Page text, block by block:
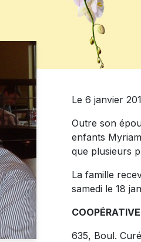
Le 6 janvier
Outre son
enfants
que plusieurs
La famille
samedi le 18
635, Boul.